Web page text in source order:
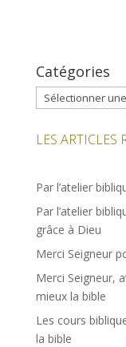
Catégories
Catégories
LES ARTICLES
Par l’atelier
Par l’atelier
grâce à Dieu
Merci Seigneur
Merci Seigneur,
mieux la bible
Les cours
la bible